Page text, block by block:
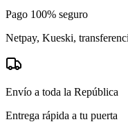
Pago 100% seguro
Netpay, Kueski,
Envío a toda la República
Entrega rápida a tu puerta